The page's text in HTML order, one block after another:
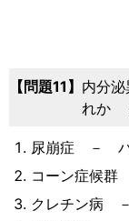
11
内分
れか
尿崩症 －
コーン症候
クレチン病